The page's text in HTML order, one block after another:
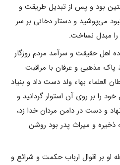
بود و پس از تبدیل طریقت و
می‌پوشید و دستار دخانی بر سر
را مبدل نساخت.
اهل حقیقت و سرآمد مردم روزگار
مذهبی و عرفان با مراقبت
بهاء ولد دست داد و بنیاد
را بر روی آن استوار گردانید و
و دست در دامن‌ مردان خدا زد،
و میراث پدر بود روشن
او بر اقوال ارباب حکمت و شرائع و